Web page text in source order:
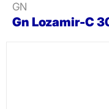
GN
Gn Lozamir-C